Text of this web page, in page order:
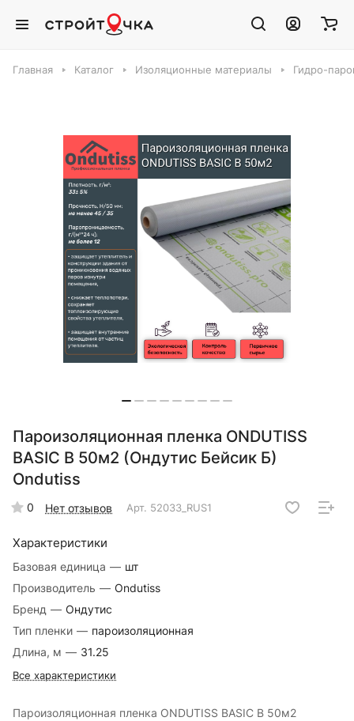
Главная Каталог Изоляционные материалы Гидро-
Пароизоляционная пленка ONDUTISS
BASIC В 50м2 (Ондутис Бейсик Б)
Ondutiss
0 Нет отзывов Арт. 52033_RUS1
Характеристики
Базовая единица — шт
Производитель — Ondutiss
Бренд — Ондутис
Тип пленки — пароизоляционная
Длина, м — 31.25
Все характеристики
Пароизоляционная пленка ONDUTISS BASIC В 50м2